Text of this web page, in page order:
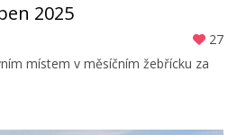
2025
27
místem v měsíčním žebřícku za